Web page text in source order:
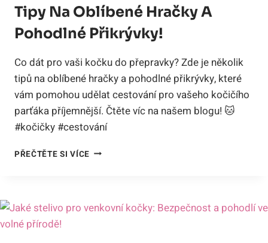
Tipy Na Oblíbené Hračky A
Pohodlné Přikrývky!
Co dát pro vaši kočku do přepravky? Zde je několik
tipů na oblíbené hračky a pohodlné přikrývky, které
vám pomohou udělat cestování pro vašeho kočičího
parťáka příjemnější. Čtěte víc na našem blogu! 🐱
#kočičky #cestování
PŘEČTĚTE SI VÍCECO
DO
PŘEPRAVKY: